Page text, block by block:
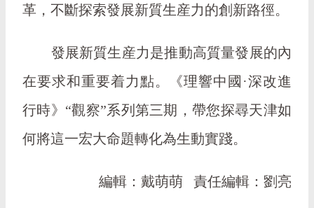
革，不斷探索發展新質生産力的創新路徑。
發展新質生産力是推動高質量發展的內
在要求和重要着力點。《理響中國·深改進
行時》“觀察”系列第三期，帶您探尋天津如
何將這一宏大命題轉化為生動實踐。
編輯：戴萌萌 責任編輯：劉亮